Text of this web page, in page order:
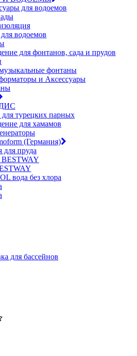
для водоемов
водоемов
для фонтанов, сада и прудов
фонтаны
и Аксессуары
турецких парных
для хамамов
(Германия)
пруда
BESTWAY
вода без хлора
для бассейнов